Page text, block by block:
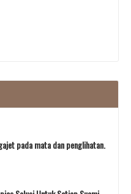
pada mata dan penglihatan.